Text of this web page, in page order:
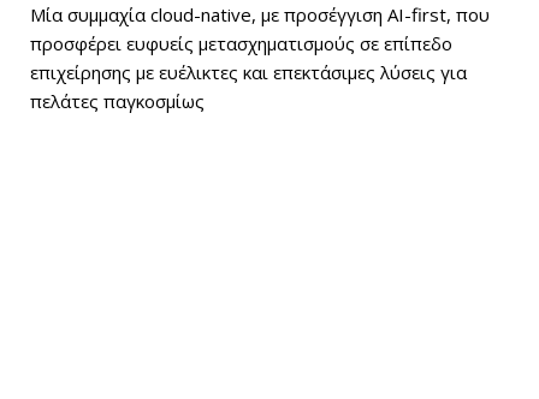
Μία συμμαχία cloud-native, με προσέγγιση AI-first, που
προσφέρει ευφυείς μετασχηματισμούς σε επίπεδο
επιχείρησης με ευέλικτες και επεκτάσιμες λύσεις για
πελάτες παγκοσμίως